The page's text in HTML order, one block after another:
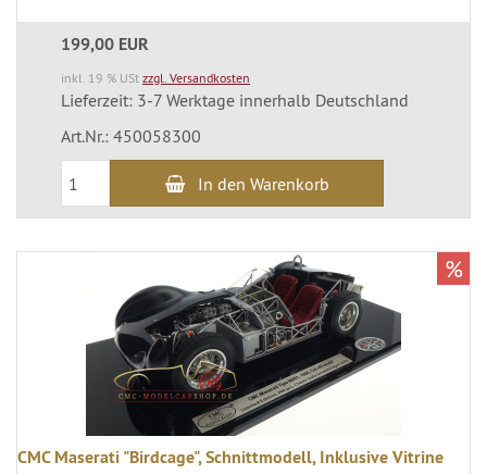
199,00 EUR
inkl. 19 % USt zzgl. Versandkosten
Lieferzeit: 3-7 Werktage innerhalb Deutschland
Art.Nr.: 450058300
In den Warenkorb
CMC Maserati "Birdcage", Schnittmodell, Inklusive Vitrine
%